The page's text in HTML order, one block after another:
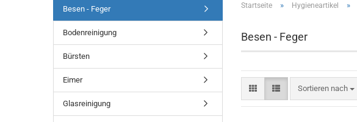
Startseite » Hygieneartikel »
Besen - Feger
Sortieren nach
Sortieren nach
Besen - Feger
Bodenreinigung
Bürsten
Eimer
Glasreinigung